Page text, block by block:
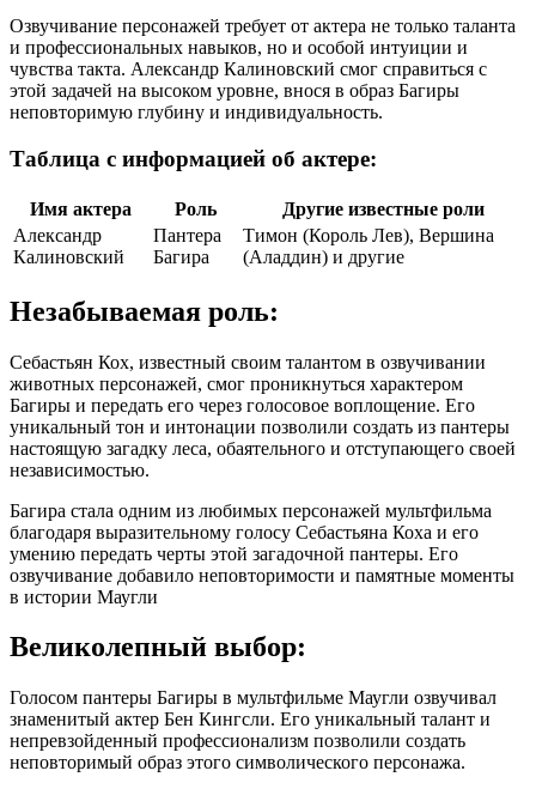
Озвучивание персонажей требует от актера не только таланта
и профессиональных навыков, но и особой интуиции и
чувства такта. Александр Калиновский смог справиться с
этой задачей на высоком уровне, внося в образ Багиры
неповторимую глубину и индивидуальность.
Таблица с информацией об актере:
Имя актера Роль
Другие известные роли
Александр
Калиновский
Пантера
Багира
Тимон (Король Лев), Вершина
(Аладдин) и другие
Незабываемая роль:
Себастьян Кох, известный своим талантом в озвучивании
животных персонажей, смог проникнуться характером
Багиры и передать его через голосовое воплощение. Его
уникальный тон и интонации позволили создать из пантеры
настоящую загадку леса, обаятельного и отступающего своей
независимостью.
Багира стала одним из любимых персонажей мультфильма
благодаря выразительному голосу Себастьяна Коха и его
умению передать черты этой загадочной пантеры. Его
озвучивание добавило неповторимости и памятные моменты
в истории Маугли
Великолепный выбор:
Голосом пантеры Багиры в мультфильме Маугли озвучивал
знаменитый актер Бен Кингсли. Его уникальный талант и
непревзойденный профессионализм позволили создать
неповторимый образ этого символического персонажа.